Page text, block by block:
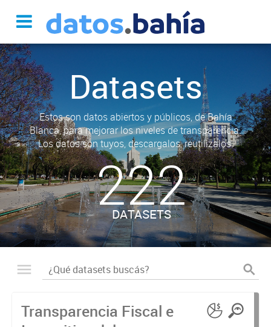
Datasets
Estos son datos abiertos y públicos, de Bahía
Blanca, para mejorar los niveles de transparencia.
Los datos son tuyos, descargalos, reutilizalos.
222
DATASETS
Transparencia Fiscal e